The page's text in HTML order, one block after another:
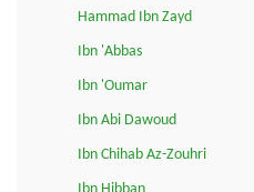
Hammad Ibn Zayd
Ibn 'Abbas
Ibn 'Oumar
Ibn Abi Dawoud
Ibn Chihab Az-Zouhri